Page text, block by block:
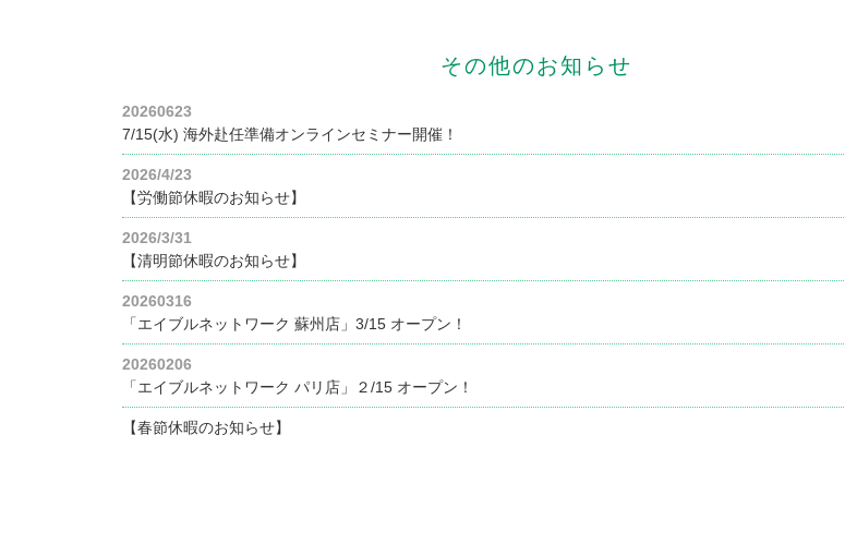
その他のお知らせ
20260623
7/15(水) 海外赴任準備オンラインセミナー開催！
2026/4/23
【労働節休暇のお知らせ】
2026/3/31
【清明節休暇のお知らせ】
20260316
「エイブルネットワーク 蘇州店」3/15 オープン！
20260206
「エイブルネットワーク パリ店」２/15 オープン！
【春節休暇のお知らせ】